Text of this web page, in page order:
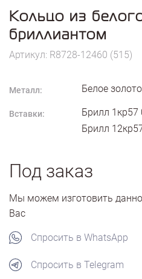
Кольцо из
бриллиантом
Артикул: R8728-12460 (515)
Металл: Белое золото
Вставки:
Брилл 1кр57
Брилл
Под заказ
Мы можем изготовить
Вас
Спросить в WhatsApp
Спросить в Telegram